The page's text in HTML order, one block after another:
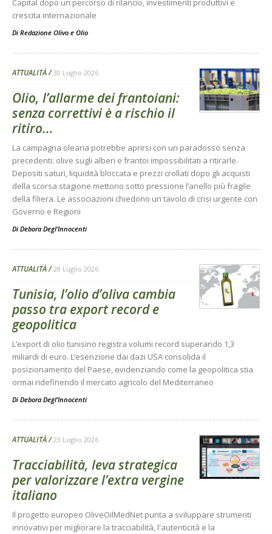
Capital dopo un percorso di rilancio, investimenti produttivi e
crescita internazionale
Di Redazione Olivo e Olio
ATTUALITÀ 30 Luglio 2026
Olio, l’allarme dei frantoiani:
senza correttivi è a rischio il
ritiro...
La campagna olearia potrebbe aprirsi con un paradosso senza
precedenti: olive sugli alberi e frantoi impossibilitati a ritirarle.
Depositi saturi, liquidità bloccata e prezzi crollati dopo gli acquisti
della scorsa stagione mettono sotto pressione l’anello più fragile
della filiera. Le associazioni chiedono un tavolo di crisi urgente con
Governo e Regioni
Di Debora Degl’Innocenti
ATTUALITÀ 28 Luglio 2026
Tunisia, l’olio d’oliva cambia
passo tra export record e
geopolitica
L’export di olio tunisino registra volumi record superando 1,3
miliardi di euro. L’esenzione dai dazi USA consolida il
posizionamento del Paese, evidenziando come la geopolitica stia
ormai ridefinendo il mercato agricolo del Mediterraneo
Di Debora Degl’Innocenti
ATTUALITÀ 23 Luglio 2026
Tracciabilità, leva strategica
per valorizzare l’extra vergine
italiano
Il progetto europeo OliveOilMedNet punta a sviluppare strumenti
innovativi per migliorare la tracciabilità, l'autenticità e la